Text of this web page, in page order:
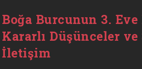
Boğa Burcunun 3.
Kararlı Düşünceler ve
İletişim